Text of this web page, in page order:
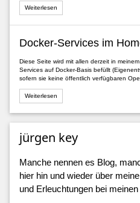
Weiterlesen
Docker-Services im
Diese Seite wird mit allen derzeit in
Services auf Docker-Basis befüllt
sofern sie keine öffentlich verfügbaren
Weiterlesen
jürgen key
Manche nennen es Blog,
hier hin und wieder über
und Erleuchtungen bei